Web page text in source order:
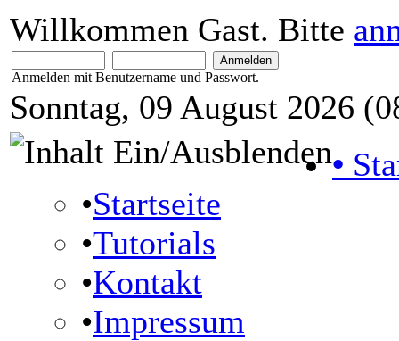
Willkommen Gast. Bitte
Anmelden mit Benutzername und Passwort.
Sonntag, 09 August 2026
•
•Startseite
•Tutorials
•Kontakt
•Impressum